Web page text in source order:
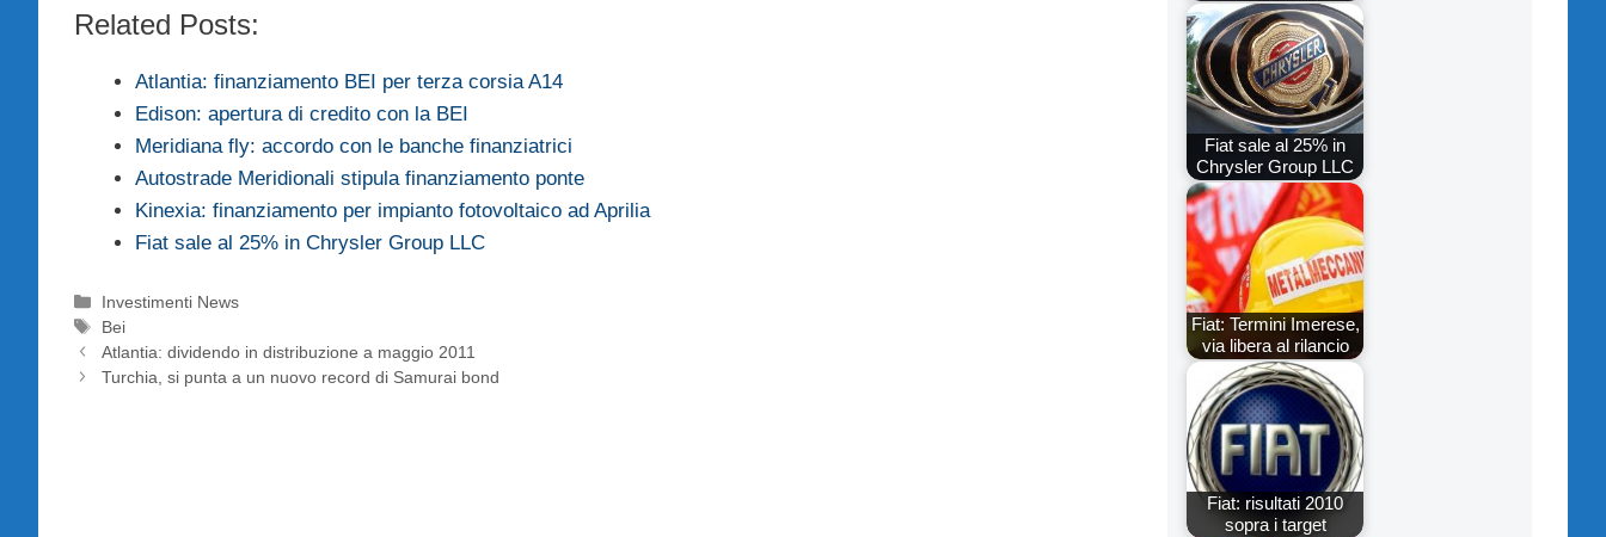
Related Posts:
Atlantia: finanziamento BEI per terza corsia A14
Edison: apertura di credito con la BEI
Meridiana fly: accordo con le banche finanziatrici
Autostrade Meridionali stipula finanziamento ponte
Kinexia: finanziamento per impianto fotovoltaico ad Aprilia
Fiat sale al 25% in Chrysler Group LLC
Categorie
Investimenti News
Tag
Bei
Atlantia: dividendo in distribuzione a maggio 2011
Turchia, si punta a un nuovo record di Samurai bond
Fiat sale al 25% in
Chrysler Group LLC
Fiat: Termini Imerese,
via libera al rilancio
Fiat: risultati 2010
sopra i target